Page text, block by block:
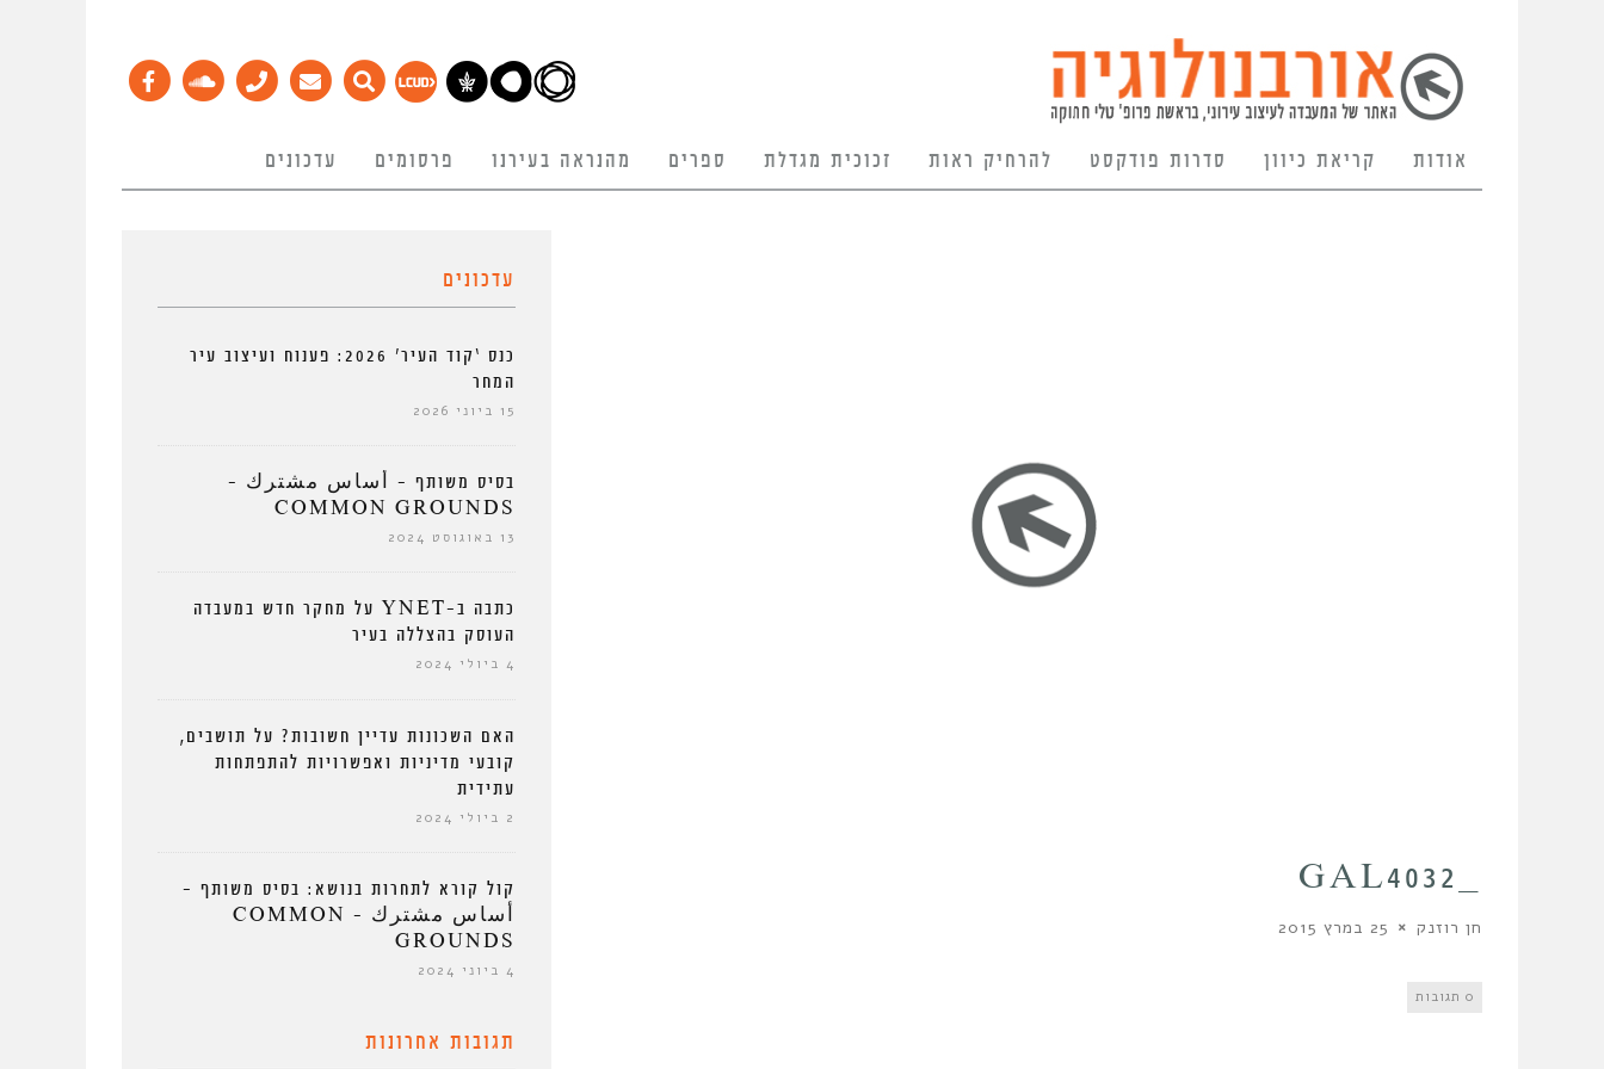
אודות קריאת כיוון סדרות פודקסט להרחיק ראות זכוכית מגדלת ספרים מהנראה בעירנו פרסומים עדכונים
חן רוזנק 25 במרץ 2015
0 תגובות
עדכונים
כנס ‘קוד העיר’ 2026: פענוח ועיצוב עיר
המחר
15 ביוני 2026
בסיס משותף – أساس مشترك –
COMMON GROUNDS
13 באוגוסט 2024
כתבה ב-YNET על מחקר חדש במעבדה
העוסק בהצללה בעיר
4 ביולי 2024
האם השכונות עדיין חשובות? על תושבים,
קובעי מדיניות ואפשרויות להתפתחות
עתידית
2 ביולי 2024
קול קורא לתחרות בנושא: בסיס משותף –
أساس مشترك – COMMON
GROUNDS
4 ביוני 2024
תגובות אחרונות